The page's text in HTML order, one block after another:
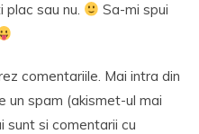
plac sau nu.
Sa-mi spui
comentariile. Mai intra din
un spam (akismet-ul mai
sunt si comentarii cu